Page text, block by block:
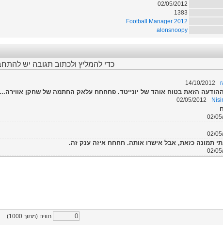
02/05/2012
1383
Football Manager 2012
alonsnoopy
כדי להמליץ ולכתוב תגובה יש
14/10/2012
הזאת בטוח אוהד של יונייטד. פחחחח עלאק החתמה של שחקן אווירה...
02/05/2012
02/
02/
תמונה כזאת, אבל אישרו אותה. חחחח איזה ענק זה.
02/
תווים (מתוך 1000
)